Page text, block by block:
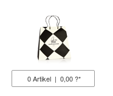
0Artikel | 0,00 ?*